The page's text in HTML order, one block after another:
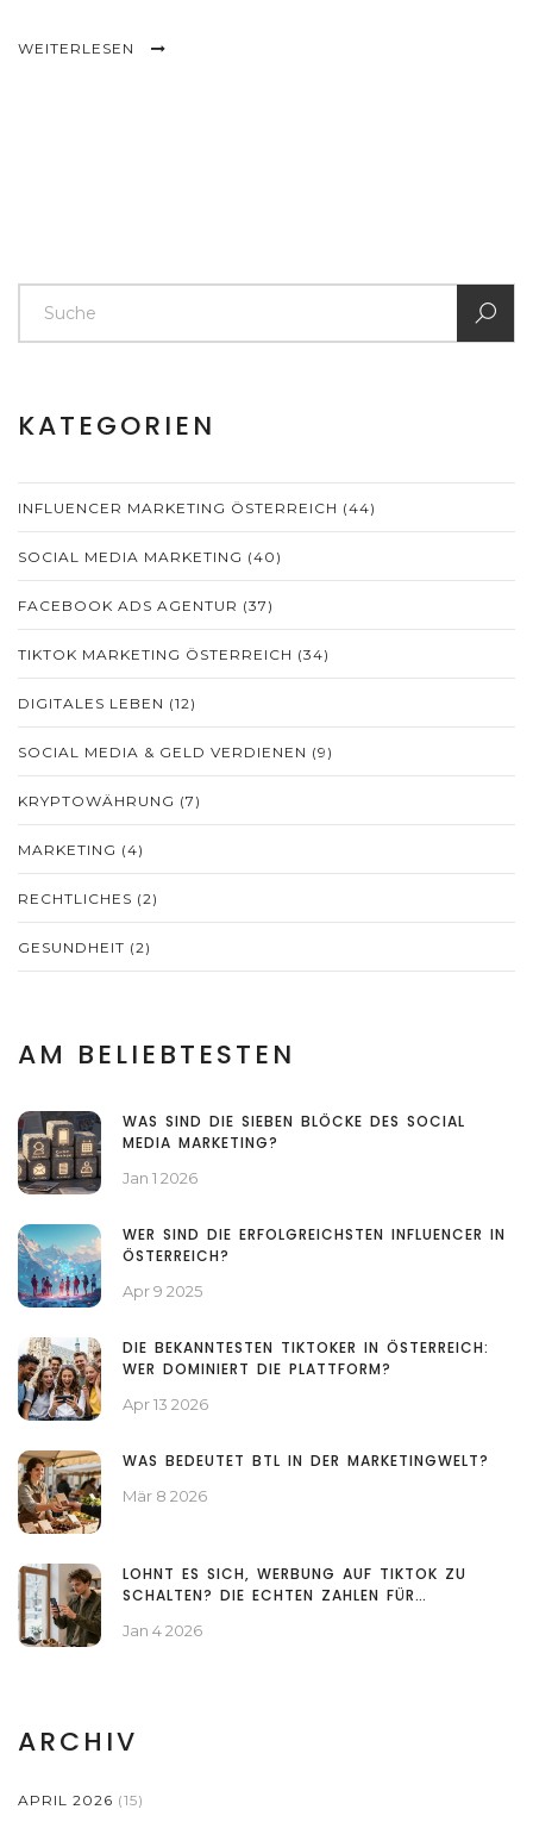
WEITERLESEN
KATEGORIEN
INFLUENCER MARKETING ÖSTERREICH (44)
SOCIAL MEDIA MARKETING (40)
FACEBOOK ADS AGENTUR (37)
TIKTOK MARKETING ÖSTERREICH (34)
DIGITALES LEBEN (12)
SOCIAL MEDIA & GELD VERDIENEN (9)
KRYPTOWÄHRUNG (7)
MARKETING (4)
RECHTLICHES (2)
GESUNDHEIT (2)
AM BELIEBTESTEN
WAS SIND DIE SIEBEN BLÖCKE DES SOCIAL
MEDIA MARKETING?
Jan 1 2026
WER SIND DIE ERFOLGREICHSTEN INFLUENCER IN
ÖSTERREICH?
Apr 9 2025
DIE BEKANNTESTEN TIKTOKER IN ÖSTERREICH:
WER DOMINIERT DIE PLATTFORM?
Apr 13 2026
WAS BEDEUTET BTL IN DER MARKETINGWELT?
Mär 8 2026
LOHNT ES SICH, WERBUNG AUF TIKTOK ZU
SCHALTEN? DIE ECHTEN ZAHLEN FÜR
Jan 4 2026
ARCHIV
APRIL 2026 (15)